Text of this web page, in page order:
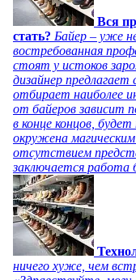
Вся
стать? Байер – уже
востребованная
стоят у истоков
дизайнер предлагает
отбирает наиболее
от байеров зависит
в конце концов,
окружена
отсутствием
заключается работа
ничего хуже, чем